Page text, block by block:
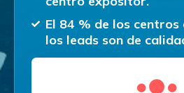
El 84 % de los centros
los leads son de